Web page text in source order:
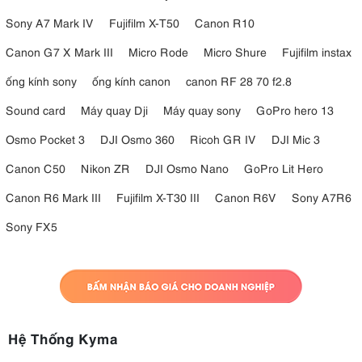
Sony A7 Mark IV
Fujifilm X-T50
Canon R10
Canon G7 X Mark III
Micro Rode Micro Shure
Fujifilm instax
ống kính sony
ống kính canon
canon RF 28 70 f2.8
Sound card
Máy quay Dji Máy quay sony
GoPro hero 13
Osmo Pocket 3
DJI Osmo 360 Ricoh GR IV
DJI Mic 3
Canon C50
Nikon ZR DJI Osmo Nano
GoPro Lit Hero
Canon R6 Mark III
Fujifilm X-T30 III Canon R6V
Sony A7R6
Sony FX5
Hệ Thống Kyma